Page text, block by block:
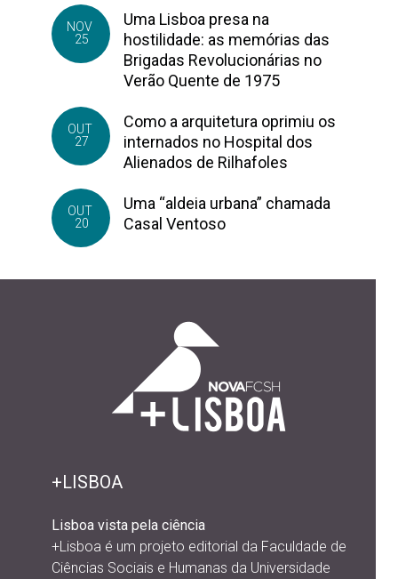
NOV
25
Uma Lisboa presa na
hostilidade: as memórias das
Brigadas Revolucionárias no
Verão Quente de 1975
OUT
27
Como a arquitetura oprimiu os
internados no Hospital dos
Alienados de Rilhafoles
OUT
20
Uma “aldeia urbana” chamada
Casal Ventoso
+LISBOA
Lisboa vista pela ciência
+Lisboa é um projeto editorial da Faculdade de
Ciências Sociais e Humanas da Universidade